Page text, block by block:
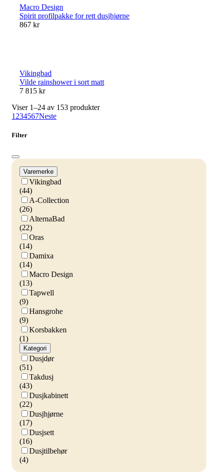
Macro Design
Spirit profilpakke for rett dusjhjørne
867 kr
Vikingbad
Vilde rainshower i sort matt
7 815 kr
Viser 1–24 av 153 produkter
1 234567Neste
Filter
Varemerke
Vikingbad
(44)
A-Collection
(26)
AlternaBad
(22)
Oras
(14)
Damixa
(14)
Macro Design
(13)
Tapwell
(9)
Hansgrohe
(9)
Korsbakken
(1)
Kategori
Dusjdør
(51)
Takdusj
(43)
Dusjkabinett
(22)
Dusjhjørne
(17)
Dusjsett
(16)
Dusjtilbehør
(4)